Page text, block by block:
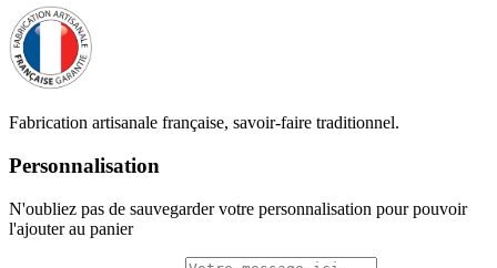
Fabrication artisanale française, savoir-faire traditionnel.
Personnalisation
N'oubliez pas de sauvegarder votre personnalisation pour pouvoir
l'ajouter au panier